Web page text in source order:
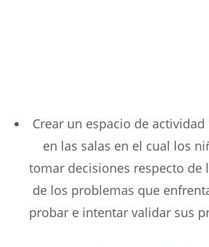
Crear un espacio de
en las salas en el cual los
tomar decisiones respecto de
de los problemas que
probar e intentar validar sus